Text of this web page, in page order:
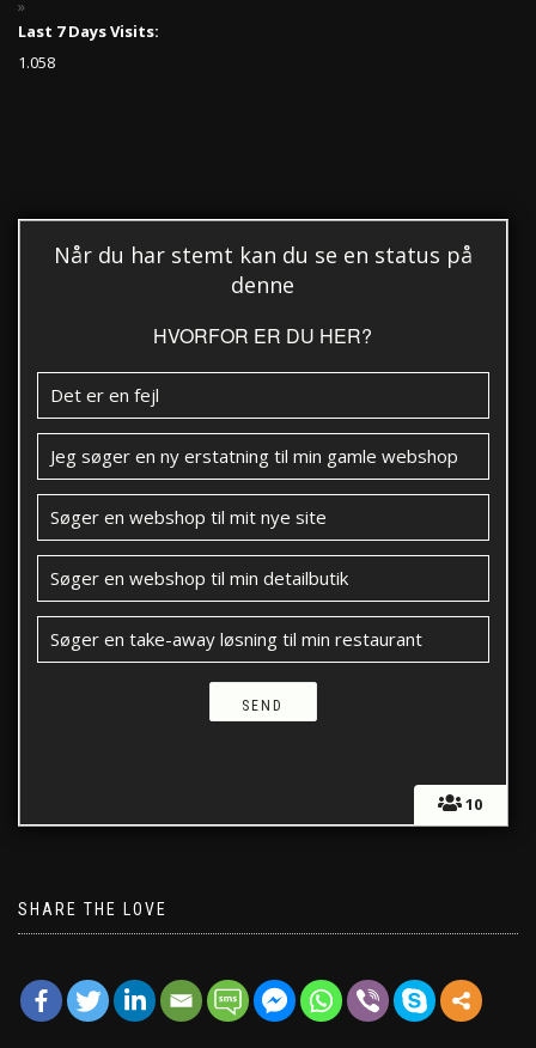
Last 7 Days Visits:
1.058
10
Når du har stemt kan du se en status på
denne
HVORFOR ER DU HER?
Det er en fejl
Jeg søger en ny erstatning til min gamle webshop
Søger en webshop til mit nye site
Søger en webshop til min detailbutik
Søger en take-away løsning til min restaurant
SHARE THE LOVE